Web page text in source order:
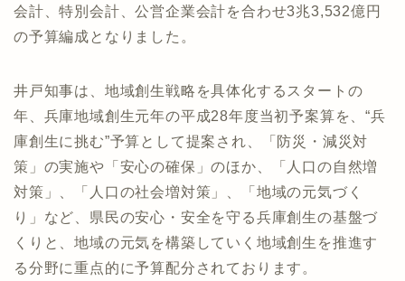
会計、特別会計、公営企業会計を合わせ3兆3,532億円
の予算編成となりました。
井戸知事は、地域創生戦略を具体化するスタートの
年、兵庫地域創生元年の平成28年度当初予案算を、“兵
庫創生に挑む”予算として提案され、「防災・減災対
策」の実施や「安心の確保」のほか、「人口の自然増
対策」、「人口の社会増対策」、「地域の元気づく
り」など、県民の安心・安全を守る兵庫創生の基盤づ
くりと、地域の元気を構築していく地域創生を推進す
る分野に重点的に予算配分されております。